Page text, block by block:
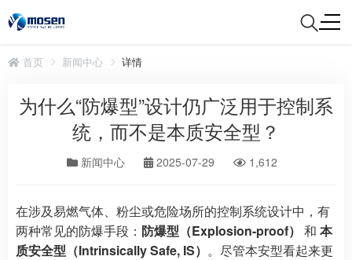
首页 新闻中心 详情
为什么“防爆型”设计仍广泛用于控制系
统，而不是本质安全型？
新闻中心 2025-07-29 1,612
在涉及易燃气体、粉尘或危险场所的控制系统设计中，有
两种常见的防爆手段： 防爆型（Explosion-proof） 和 本
质安全型（Intrinsically Safe, IS） 。尽管本安型看起来更